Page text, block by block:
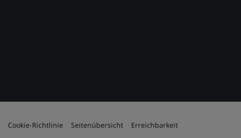
Cookie-Richtlinie Seitenübersicht Erreichbarkeit